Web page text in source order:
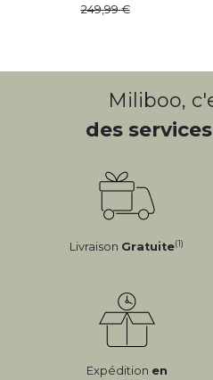
249,99
Miliboo,
des
Livraison Gratuite(1)
Expédition en